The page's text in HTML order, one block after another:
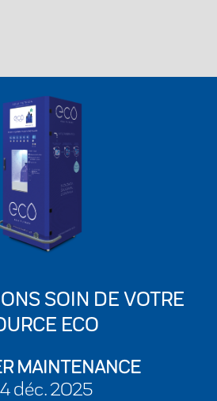
SOIN DE VOTRE
ECO
MAINTENANCE
déc. 2025